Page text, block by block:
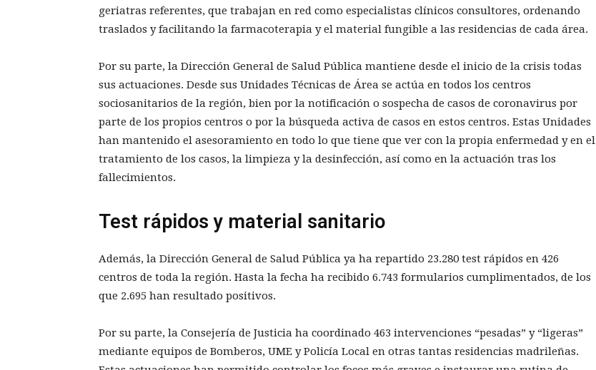
geriatras referentes, que trabajan en red como especialistas clínicos consultores, ordenando
traslados y facilitando la farmacoterapia y el material fungible a las residencias de cada área.
Por su parte, la Dirección General de Salud Pública mantiene desde el inicio de la crisis todas
sus actuaciones. Desde sus Unidades Técnicas de Área se actúa en todos los centros
sociosanitarios de la región, bien por la notificación o sospecha de casos de coronavirus por
parte de los propios centros o por la búsqueda activa de casos en estos centros. Estas Unidades
han mantenido el asesoramiento en todo lo que tiene que ver con la propia enfermedad y en el
tratamiento de los casos, la limpieza y la desinfección, así como en la actuación tras los
fallecimientos.
Test rápidos y material sanitario
Además, la Dirección General de Salud Pública ya ha repartido 23.280 test rápidos en 426
centros de toda la región. Hasta la fecha ha recibido 6.743 formularios cumplimentados, de los
que 2.695 han resultado positivos.
Por su parte, la Consejería de Justicia ha coordinado 463 intervenciones “pesadas” y “ligeras”
mediante equipos de Bomberos, UME y Policía Local en otras tantas residencias madrileñas.